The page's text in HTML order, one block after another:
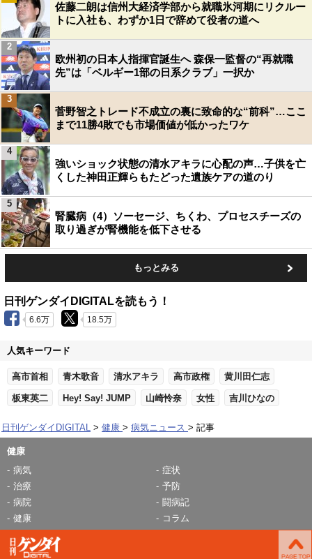
佐藤二朗は信州大経済学部から就職氷河期にリクルー
トに入社も、わずか1日で辞めて役者の道へ
欧州初の日本人指揮官誕生へ 森保一監督の“再就職
先”は「ベルギー1部の日系クラブ」一択か
2
菅野智之トレード不成立の裏に致命的な“前科”…ここ
まで11勝4敗でも市場価値が低かったワケ
3
強いショック状態の清水アキラに心配の声…子供を亡
くした神田正輝らもたどった遺族ケアの道のり
4
腎臓病（4）ソーセージ、ちくわ、プロセスチーズの
取り過ぎが腎機能を低下させる
5
もっとみる
日刊ゲンダイDIGITALを読もう！
6.6万 18.5万
人気キーワード
高市首相 青木歌音 清水アキラ 高市政権 黄川田仁志
板東英二 Hey! Say! JUMP 山崎怜奈 女性 吉川ひなの
日刊ゲンダイDIGITAL 健康 病気ニュース 記事
健康
病気
症状
治療
予防
病院
闘病記
健康
コラム